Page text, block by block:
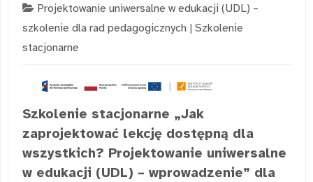
Projektowanie uniwersalne w edukacji (UDL) –
szkolenie dla rad pedagogicznych | Szkolenie
stacjonarne
Szkolenie stacjonarne „Jak
zaprojektować lekcję dostępną dla
wszystkich? Projektowanie uniwersalne
w edukacji (UDL) – wprowadzenie” dla